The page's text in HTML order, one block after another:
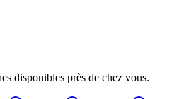
disponibles près de chez vous.